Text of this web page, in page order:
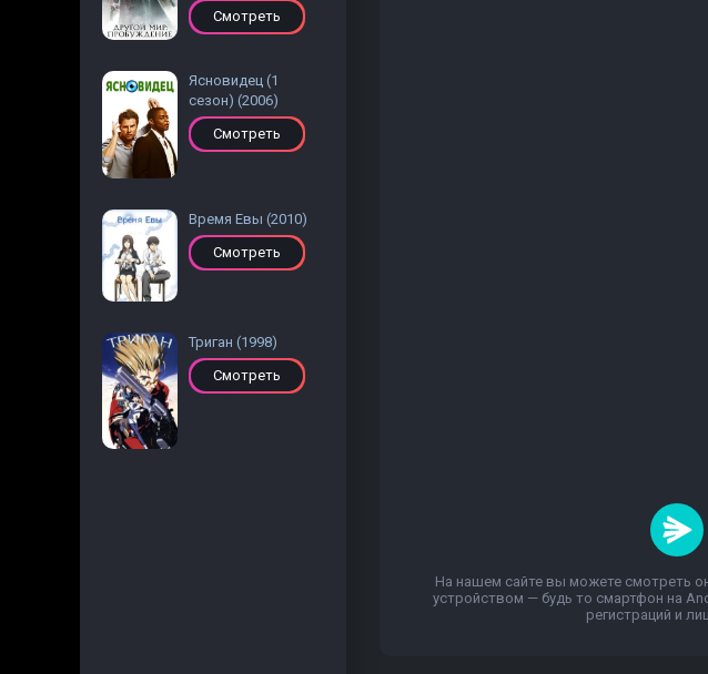
Смотреть
Ясновидец (1
сезон) (2006)
Смотреть
Время Евы (2010)
Смотреть
Триган (1998)
Смотреть
На нашем сайте вы можете смотреть
устройством — будь то смартфон на
регистраций и